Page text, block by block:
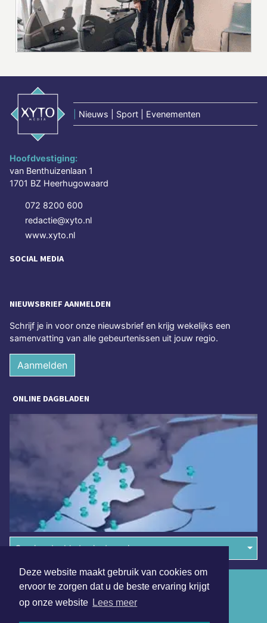
Deze website maakt gebruik van cookies om
ervoor te zorgen dat u de beste ervaring krijgt
op onze website Lees meer
Nieuws | Sport | Evenementen
Hoofdvestiging:
van Benthuizenlaan 1
1701 BZ Heerhugowaard
072 8200 600
redactie@xyto.nl
www.xyto.nl
SOCIAL MEDIA
NIEUWSBRIEF AANMELDEN
Schrijf je in voor onze nieuwsbrief en krijg wekelijks een
samenvatting van alle gebeurtenissen uit jouw regio.
Aanmelden
ONLINE DAGBLADEN
Overige dagbladen in de regio
Algemene voorwaarden
Disclaimer